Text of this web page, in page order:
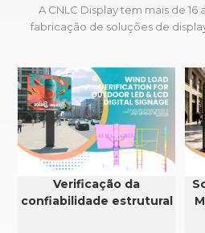
A CNLC Display tem mais de
fabricação de soluções de
Verificação da
confiabilidade estrutural